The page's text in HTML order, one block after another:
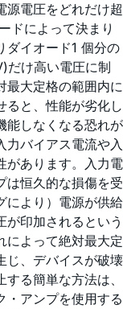
源電圧をどれだけ超
ドによって決まり
ダイオード1 個分の
だけ高い電圧に制
最大定格の範囲内に
ると、性能が劣化し
能しなくなる恐れが
力バイアス電流や入
があります。入力電
は恒久的な損傷を受
により）電源が供給
が印加されるという
によって絶対最大定
じ、デバイスが破壊
る簡単な方法は、
・アンプを使用する